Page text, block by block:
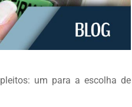
um para a escolha de